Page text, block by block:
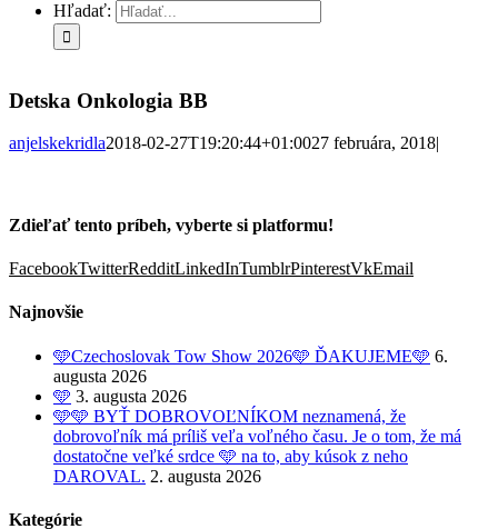
Hľadať:
Detska Onkologia BB
anjelskekridla2018-02-27T19:20:44+01:0027 februára, 2018|
Zdieľať tento príbeh, vyberte si platformu!
FacebookTwitterRedditLinkedInTumblrPinterestVkEmail
Najnovšie
🩵Czechoslovak Tow Show 2026🩵 ĎAKUJEME🩵 6.
augusta 2026
🩵 3. augusta 2026
🩵🩵 BYŤ DOBROVOĽNÍKOM neznamená, že
dobrovoľník má príliš veľa voľného času. Je o tom, že má
dostatočne veľké srdce 🩵 na to, aby kúsok z neho
DAROVAL. 2. augusta 2026
Kategórie